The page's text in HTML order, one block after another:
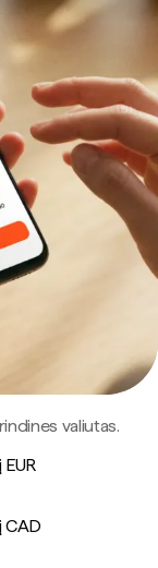
valiutas.
EUR
CAD